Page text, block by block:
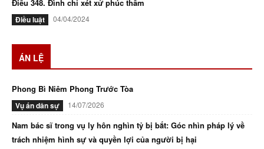
Điều 348. Đình chỉ xét xử phúc thẩm
Điều luật 04/04/2024
ÁN LỆ
Phong Bì Niêm Phong Trước Tòa
Vụ án dân sự 14/07/2026
Nam bác sĩ trong vụ ly hôn nghìn tỷ bị bắt: Góc nhìn pháp lý về
trách nhiệm hình sự và quyền lợi của người bị hại